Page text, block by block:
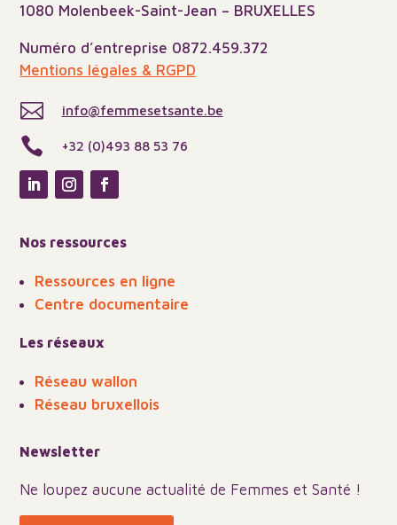
1080 Molenbeek-Saint-Jean – BRUXELLES
Numéro d’entreprise 0872.459.372
Mentions légales & RGPD
 info@femmesetsante.be
 +32 (0)493 88 53 76
Nos ressources
Ressources en ligne
Centre documentaire
Les réseaux
Réseau wallon
Réseau bruxellois
Newsletter
Ne loupez aucune actualité de Femmes et Santé !